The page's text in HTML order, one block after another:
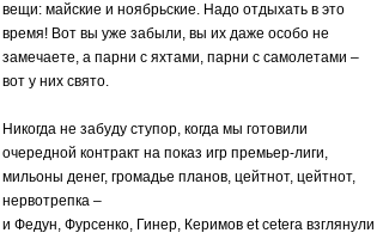
вещи: майские и ноябрьские. Надо отдыхать в это
время! Вот вы уже забыли, вы их даже особо не
замечаете, а парни с яхтами, парни с самолетами –
вот у них свято.
Никогда не забуду ступор, когда мы готовили
очередной контракт на показ игр премьер-лиги,
мильоны денег, громадье планов, цейтнот, цейтнот,
нервотрепка –
и Федун, Фурсенко, Гинер, Керимов еt cetera взглянули